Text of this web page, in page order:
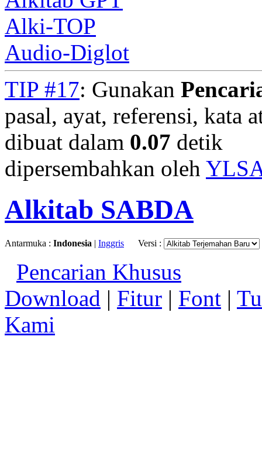
Alki-TOP
Audio-Diglot
TIP #17: Gunakan
pasal, ayat, referensi, kata
dibuat dalam 0.07 detik
dipersembahkan oleh
Alkitab SABDA
Antarmuka : Indonesia | Inggris Versi :
Pencarian Khusus
Download | Fitur | Font |
Kami